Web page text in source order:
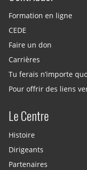
Formation en ligne
CEDE
Faire un don
Carrières
Tu ferais n’importe
Pour offrir des liens
Le Centre
Histoire
Dirigeants
Partenaires